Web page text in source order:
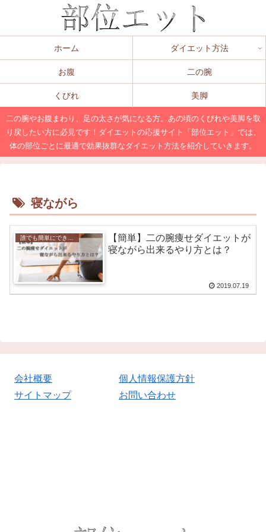
ホーム ダイエット方法
お腹 二の腕
くびれ 美脚
二の腕やお腹まわり、足の太さが気になる方。あの頃のくびれや美脚を取
り戻したい方に必見です！ダイエットの応援サイト「部位エット」では、
体の部位ごとに最適で効果抜群なダイエット方法を紹介していきます。
寝ながら
【簡単】二の腕痩せダイエットが
寝ながら出来るやり方とは？
2019.07.19
会社概要
個人情報保護方針
サイトマップ
お問い合わせ